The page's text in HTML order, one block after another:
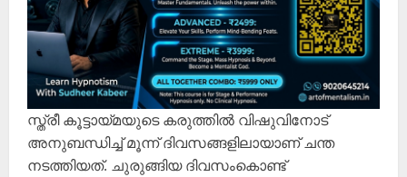
സ്ത്രീ കൂട്ടായ്മയുടെ കരുത്തിൽ വിഷുവിനോട്
അനുബന്ധിച്ച് മൂന്ന് ദിവസങ്ങളിലായാണ്‌ ചന്ത
നടത്തിയത്. ചുരുങ്ങിയ ദിവസംകൊണ്ട്